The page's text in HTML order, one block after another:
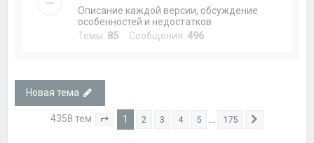
Описание каждой версии, обсуждение
особенностей и недостатков
Темы: 85 Сообщения:496
Новая тема
4358 тем Страница из 175
1 2 3 4 5 175